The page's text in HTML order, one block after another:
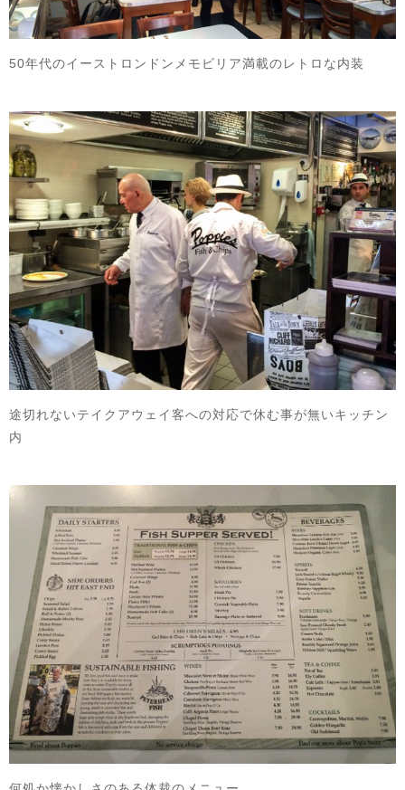
50年代のイーストロンドンメモビリア満載のレトロな内装
途切れないテイクアウェイ客への対応で休む事が無いキッチン
内